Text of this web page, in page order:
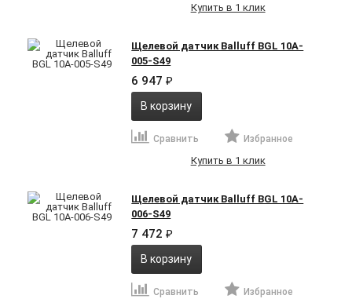
Купить в 1 клик
Щелевой датчик Balluff BGL 10A-
005-S49
6 947₽
В корзину
Сравнить Избранное
Купить в 1 клик
Щелевой датчик Balluff BGL 10A-
006-S49
7 472₽
В корзину
Сравнить Избранное